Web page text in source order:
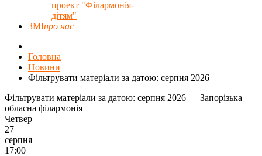
проект "Філармонія-
дітям"
ЗМІпро нас
Головна
Новини
Фільтрувати матеріали за датою: серпня 2026
Фільтрувати матеріали за датою: серпня 2026 — Запорізька
обласна філармонія
Четвер
27
серпня
17:00